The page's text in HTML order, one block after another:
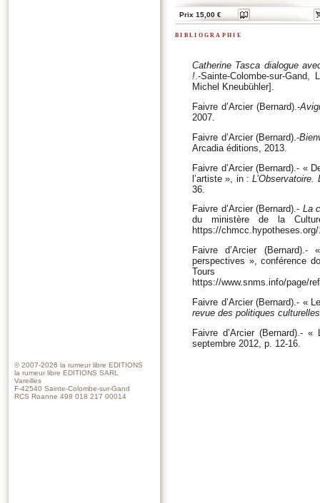
Prix 15,00 €
bibliographie
Catherine Tasca dialogue
!.-Sainte-Colombe-sur-
Michel Kneubühler].
Faivre d’Arcier (Bernard).-
2007.
Faivre d’Arcier (Bernard).-
Arcadia éditions, 2013.
Faivre d’Arcier (Bernard).- «
l’artiste », in :
36.
Faivre d’Arcier (Bernard).- La
du ministère de la
https://
Faivre d’Arcier
perspectives », conférence
https://www.snms.info/page/
Faivre d’Arcier (Bernard).- «
revue des politiques culturelles
Faivre d’Arcier (Bernard).-
septembre 2012, p. 12-16.
© 2007-2026 la rumeur libre EDITIONS
la rumeur libre EDITIONS SARL
Vareilles
F-42540 Sainte-Colombe-sur-Gand
RCS Roanne 498 018 217 00014